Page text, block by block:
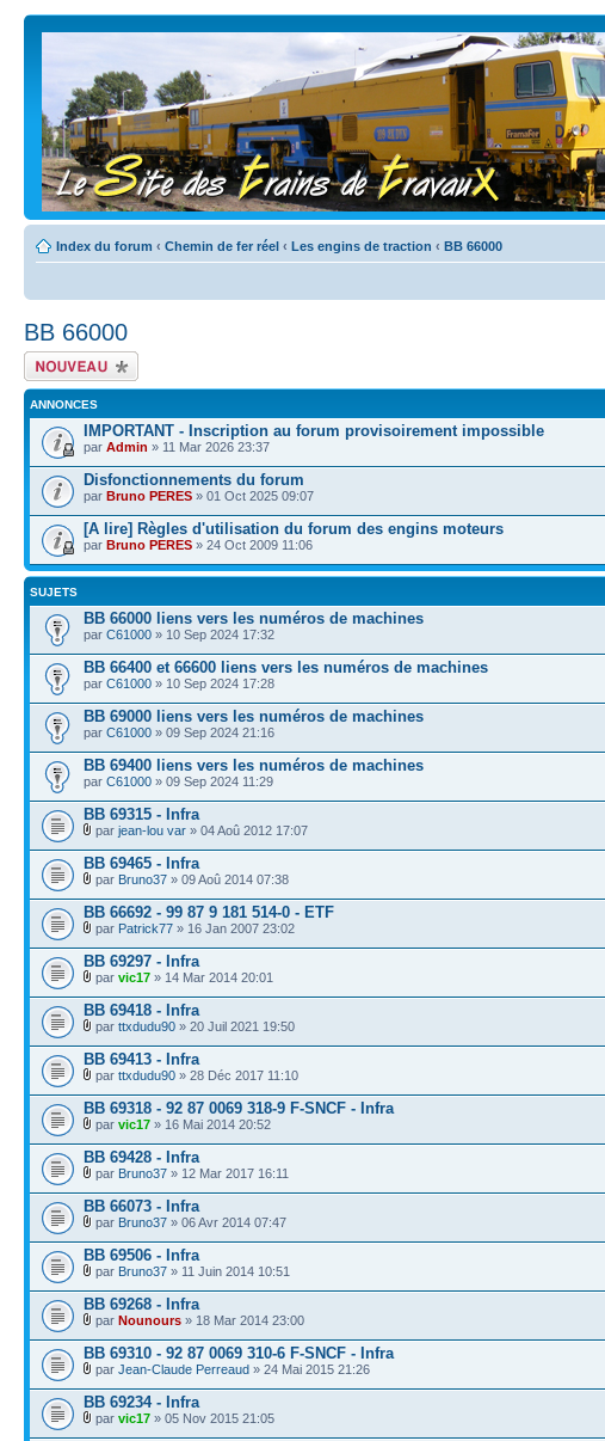
Index du forum ‹ Chemin de fer réel ‹ Les engins de traction ‹ BB 66000
BB 66000
Écrire un nouveau
sujet
ANNONCES
IMPORTANT - Inscription au forum provisoirement impossible
par Admin » 11 Mar 2026 23:37
Disfonctionnements du forum
par Bruno PERES » 01 Oct 2025 09:07
[A lire] Règles d'utilisation du forum des engins moteurs
par Bruno PERES » 24 Oct 2009 11:06
SUJETS
BB 66000 liens vers les numéros de machines
par C61000 » 10 Sep 2024 17:32
BB 66400 et 66600 liens vers les numéros de machines
par C61000 » 10 Sep 2024 17:28
BB 69000 liens vers les numéros de machines
par C61000 » 09 Sep 2024 21:16
BB 69400 liens vers les numéros de machines
par C61000 » 09 Sep 2024 11:29
BB 69315 - Infra
par jean-lou var » 04 Aoû 2012 17:07
BB 69465 - Infra
par Bruno37 » 09 Aoû 2014 07:38
BB 66692 - 99 87 9 181 514-0 - ETF
par Patrick77 » 16 Jan 2007 23:02
BB 69297 - Infra
par vic17 » 14 Mar 2014 20:01
BB 69418 - Infra
par ttxdudu90 » 20 Juil 2021 19:50
BB 69413 - Infra
par ttxdudu90 » 28 Déc 2017 11:10
BB 69318 - 92 87 0069 318-9 F-SNCF - Infra
par vic17 » 16 Mai 2014 20:52
BB 69428 - Infra
par Bruno37 » 12 Mar 2017 16:11
BB 66073 - Infra
par Bruno37 » 06 Avr 2014 07:47
BB 69506 - Infra
par Bruno37 » 11 Juin 2014 10:51
BB 69268 - Infra
par Nounours » 18 Mar 2014 23:00
BB 69310 - 92 87 0069 310-6 F-SNCF - Infra
par Jean-Claude Perreaud » 24 Mai 2015 21:26
BB 69234 - Infra
par vic17 » 05 Nov 2015 21:05